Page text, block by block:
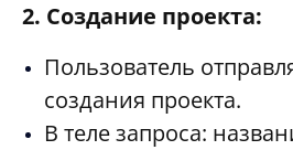
2. Создание проекта:
Пользователь
создания проекта.
В теле запроса: